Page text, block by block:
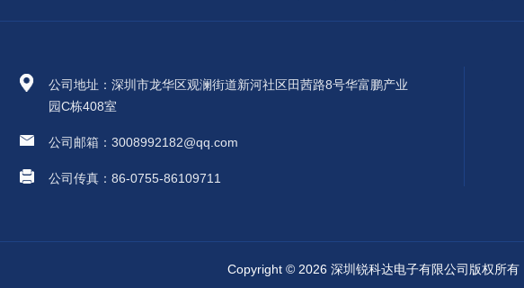
公司地址：深圳市龙华区观澜街道新河社区田茜路8号华富鹏产业
园C栋408室
公司邮箱：3008992182@qq.com
公司传真：86-0755-86109711
Copyright © 2026 深圳锐科达电子有限公司版权所有